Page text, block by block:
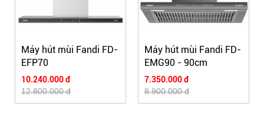
Máy hút mùi Fandi FD-
EFP70
10.240.000 đ
12.800.000 đ
Máy hút mùi Fandi FD-
EMG90 - 90cm
7.350.000 đ
8.900.000 đ